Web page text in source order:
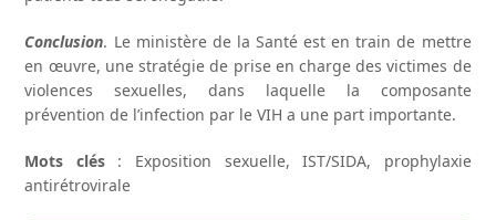
Conclusion. Le ministère de la Santé est en train de mettre
en œuvre, une stratégie de prise en charge des victimes de
violences sexuelles, dans laquelle la composante
prévention de l’infection par le VIH a une part importante.
Mots clés: Exposition sexuelle, IST/SIDA, prophylaxie
antirétrovirale